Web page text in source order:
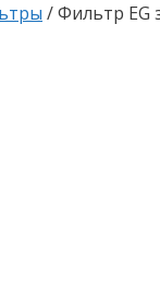
/ Фильтр EG